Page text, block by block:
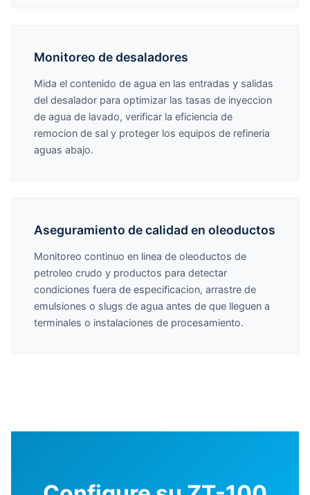
Monitoreo de desaladores
Mida el contenido de agua en las entradas y salidas
del desalador para optimizar las tasas de inyeccion
de agua de lavado, verificar la eficiencia de
remocion de sal y proteger los equipos de refineria
aguas abajo.
Aseguramiento de calidad en oleoductos
Monitoreo continuo en linea de oleoductos de
petroleo crudo y productos para detectar
condiciones fuera de especificacion, arrastre de
emulsiones o slugs de agua antes de que lleguen a
terminales o instalaciones de procesamiento.